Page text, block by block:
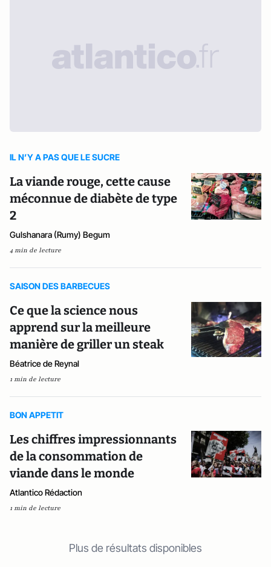
IL N’Y A PAS QUE LE SUCRE
La viande rouge, cette cause
méconnue de diabète de type
2
Gulshanara (Rumy) Begum
4 min de lecture
SAISON DES BARBECUES
Ce que la science nous
apprend sur la meilleure
manière de griller un steak
Béatrice de Reynal
1 min de lecture
BON APPETIT
Les chiffres impressionnants
de la consommation de
viande dans le monde
Atlantico Rédaction
1 min de lecture
Plus de résultats disponibles